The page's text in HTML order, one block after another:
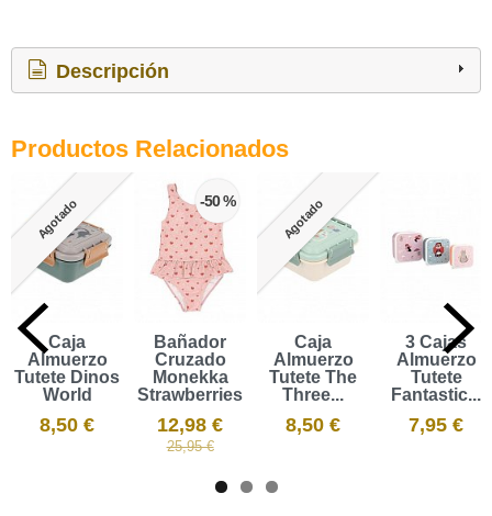
Descripción
Productos Relacionados
Agotado
Caja
Almuerzo
Tutete Dinos
World
8,50 €
-50 %
Bañador
Cruzado
Monekka
Strawberries
12,98 €
25,95 €
Agotado
Caja
Almuerzo
Tutete The
Three...
8,50 €
3 Cajas
Almuerzo
Tutete
Fantastic...
7,95 €